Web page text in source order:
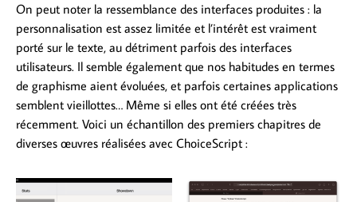
On peut noter la ressemblance des interfaces produites : la
personnalisation est assez limitée et l’intérêt est vraiment
porté sur le texte, au détriment parfois des interfaces
utilisateurs. Il semble également que nos habitudes en termes
de graphisme aient évoluées, et parfois certaines applications
semblent vieillottes… Même si elles ont été créées très
récemment. Voici un échantillon des premiers chapitres de
diverses œuvres réalisées avec ChoiceScript :